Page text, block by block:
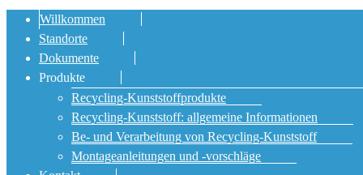
Willkommen
Standorte
Dokumente
Produkte
Recycling-Kunststoffprodukte
Recycling-Kunststoff: allgemeine Informationen
Be- und Verarbeitung von Recycling-Kunststoff
Montageanleitungen und -vorschläge